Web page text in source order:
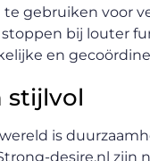
gebruiken voor
stoppen bij louter
en
stijlvol
is
desire.nl zijn